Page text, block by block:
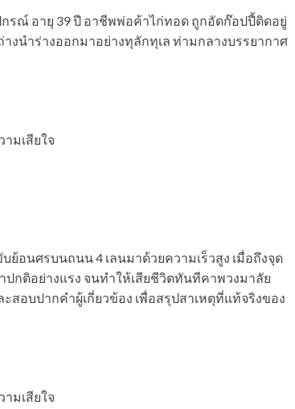
รณ์ อายุ 39 ปี อาชีพพ่อค้าไก่ทอด ถูกอัดก๊อปปี้ติดอยู่
งนำร่างออกมาอย่างทุลักทุเล ท่ามกลางบรรยากาศ
อนศรบนถนน 4 เลนมาด้วยความเร็วสูง เมื่อถึงจุด
ปกติอย่างแรง จนทำให้เสียชีวิตทันทีคาพวงมาลัย
สอบปากคำผู้เกี่ยวข้อง เพื่อสรุปสาเหตุที่แท้จริงของ